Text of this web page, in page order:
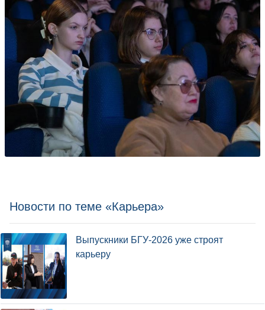
Новости по теме «Карьера»
Выпускники БГУ-2026 уже строят
карьеру